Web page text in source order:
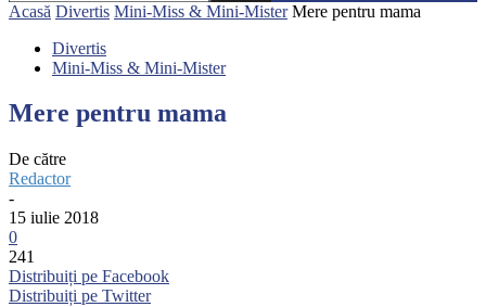
Acasă Divertis Mini-Miss & Mini-Mister Mere pentru mama
Divertis
Mini-Miss & Mini-Mister
Mere pentru mama
De către
Redactor
-
15 iulie 2018
0
241
Distribuiți pe Facebook
Distribuiți pe Twitter